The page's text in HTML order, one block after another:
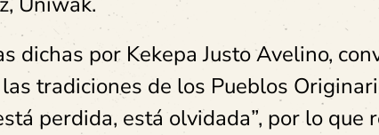
dichas por Kekepa Justo Avelino,
tradiciones de los Pueblos
perdida, está olvidada”, por lo que